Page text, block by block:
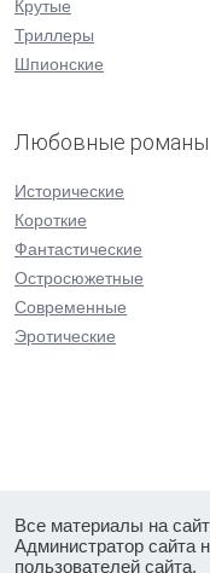
Крутые
Триллеры
Шпионские
Любовные романы
Исторические
Короткие
Фантастические
Остросюжетные
Современные
Эротические
Все материалы на
Администратор сайта
пользователей сайта.